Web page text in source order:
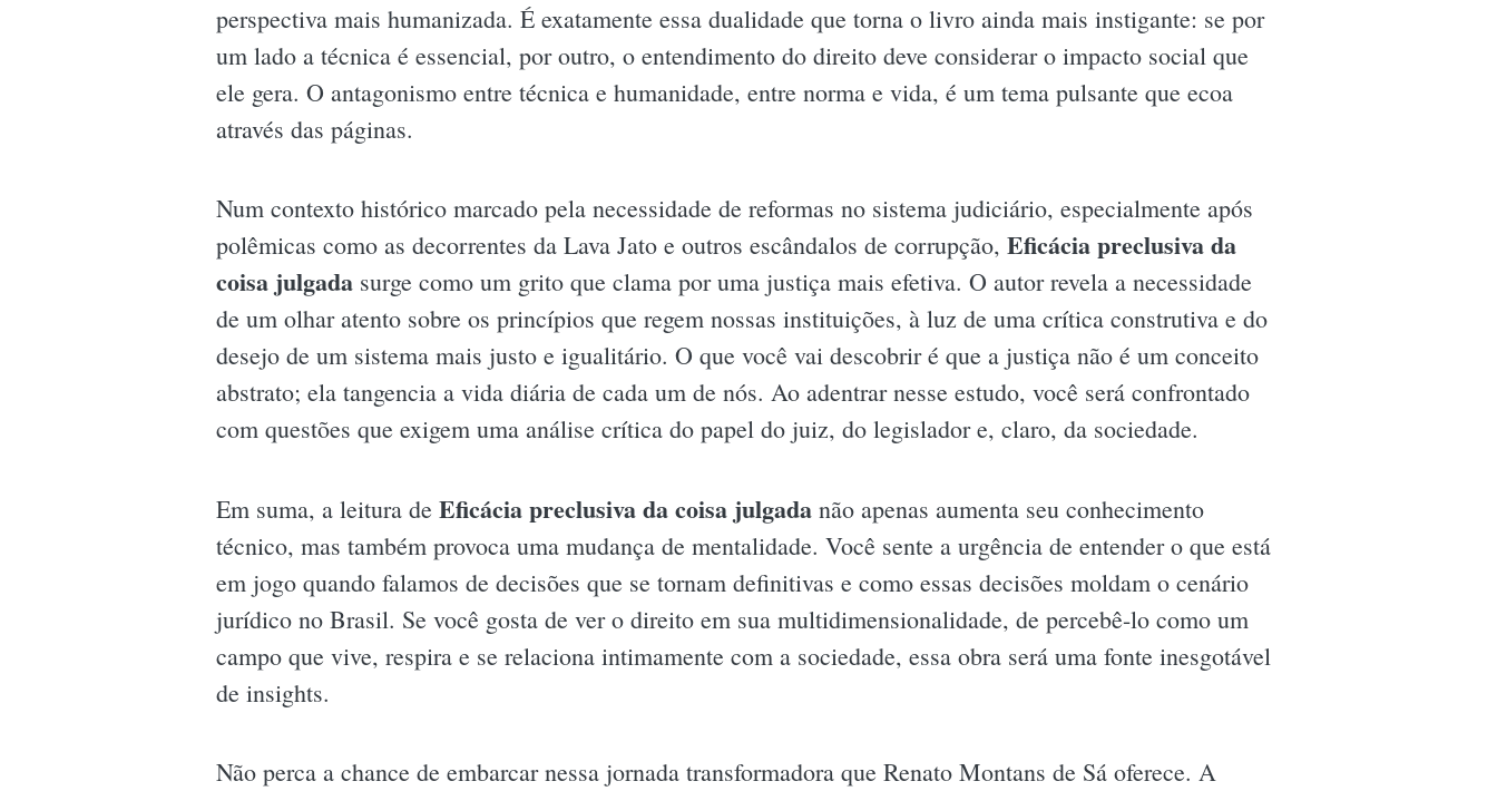
perspectiva mais humanizada. É exatamente essa dualidade que torna o livro ainda mais instigante: se por
um lado a técnica é essencial, por outro, o entendimento do direito deve considerar o impacto social que
ele gera. O antagonismo entre técnica e humanidade, entre norma e vida, é um tema pulsante que ecoa
através das páginas.
Num contexto histórico marcado pela necessidade de reformas no sistema judiciário, especialmente após
polêmicas como as decorrentes da Lava Jato e outros escândalos de corrupção, Eficácia preclusiva da
coisa julgada surge como um grito que clama por uma justiça mais efetiva. O autor revela a necessidade
de um olhar atento sobre os princípios que regem nossas instituições, à luz de uma crítica construtiva e do
desejo de um sistema mais justo e igualitário. O que você vai descobrir é que a justiça não é um conceito
abstrato; ela tangencia a vida diária de cada um de nós. Ao adentrar nesse estudo, você será confrontado
com questões que exigem uma análise crítica do papel do juiz, do legislador e, claro, da sociedade.
Em suma, a leitura de Eficácia preclusiva da coisa julgada não apenas aumenta seu conhecimento
técnico, mas também provoca uma mudança de mentalidade. Você sente a urgência de entender o que está
em jogo quando falamos de decisões que se tornam definitivas e como essas decisões moldam o cenário
jurídico no Brasil. Se você gosta de ver o direito em sua multidimensionalidade, de percebê-lo como um
campo que vive, respira e se relaciona intimamente com a sociedade, essa obra será uma fonte inesgotável
de insights.
Não perca a chance de embarcar nessa jornada transformadora que Renato Montans de Sá oferece. A